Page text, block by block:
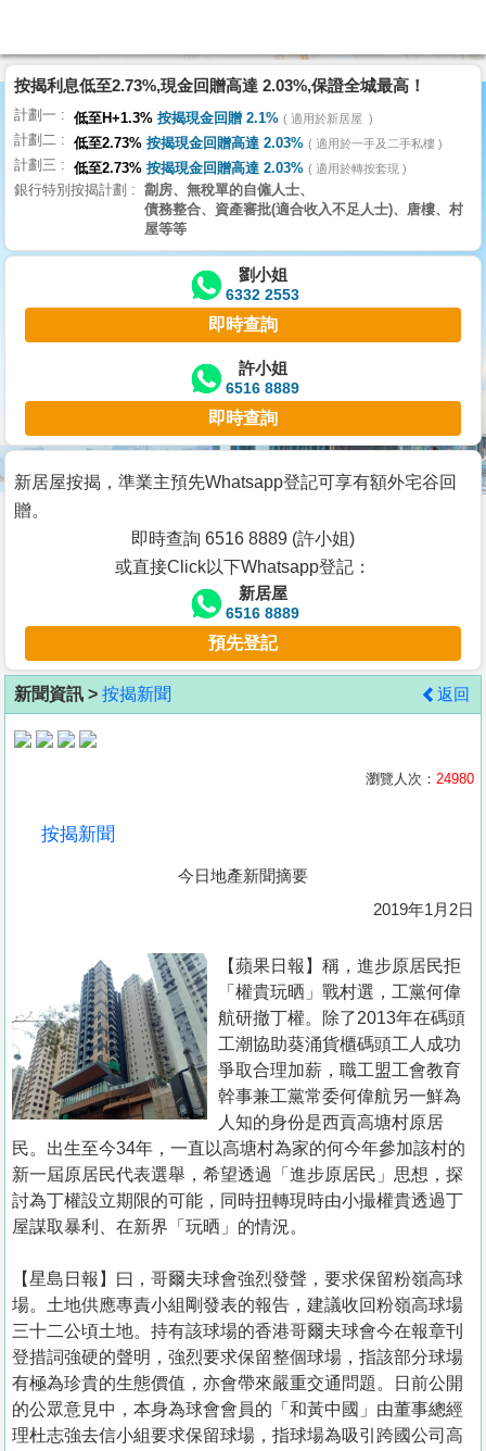
代
理
主
頁
搵
樓/
交
業
主
宅
谷
按
客
地
產
業
手
冊
關
於
我
們
按揭利息低至2.73%,現金回贈高達 2.03%,保證全城最高！
計劃一 低至H+1.3% 按揭現金回贈 2.1% 適用於新居屋
計劃二 低至2.73% 按揭現金回贈高達 2.03% 適用於一手及二手私樓
計劃三 低至2.73% 按揭現金回贈高達 2.03% 適用於轉按套現
銀行特別按揭計劃
劏房、無稅單的自僱人士、
債務整合、資產審批(適合收入不足人士)、唐樓、村
屋等等
劉小姐
6332 2553
即時查詢
許小姐
6516 8889
即時查詢
新居屋按揭，準業主預先Whatsapp登記可享有額外宅谷回
贈。
即時查詢 6516 8889 (許小姐)
或直接Click以下Whatsapp登記：
新居屋
6516 8889
預先登記
新聞資訊 > 按揭新聞 返回
瀏覽人次： 24980
按揭新聞
今日地產新聞摘要
2019年1月2日
【蘋果日報】稱，進步原居民拒
「權貴玩晒」戰村選，工黨何偉
航研撤丁權。除了2013年在碼頭
工潮協助葵涌貨櫃碼頭工人成功
爭取合理加薪，職工盟工會教育
幹事兼工黨常委何偉航另一鮮為
人知的身份是西貢高塘村原居
民。出生至今34年，一直以高塘村為家的何今年參加該村的
新一屆原居民代表選舉，希望透過「進步原居民」思想，探
討為丁權設立期限的可能，同時扭轉現時由小撮權貴透過丁
屋謀取暴利、在新界「玩晒」的情況。
【星島日報】曰，哥爾夫球會強烈發聲，要求保留粉嶺高球
場。土地供應專責小組剛發表的報告，建議收回粉嶺高球場
三十二公頃土地。持有該球場的香港哥爾夫球會今在報章刊
登措詞強硬的聲明，強烈要求保留整個球場，指該部分球場
有極為珍貴的生態價值，亦會帶來嚴重交通問題。日前公開
的公眾意見中，本身為球會會員的「和黃中國」由董事總經
理杜志強去信小組要求保留球場，指球場為吸引跨國公司高